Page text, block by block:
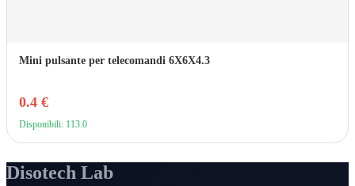
Mini pulsante per telecomandi 6X6X4.3
0.4 €
Disponibili: 113.0
Disotech Lab